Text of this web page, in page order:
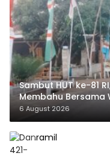
Sambut HUT ke-81
Membahu Bersama
6 August 2026